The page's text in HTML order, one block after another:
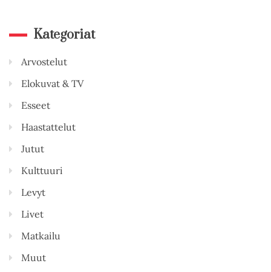
Kategoriat
Arvostelut
Elokuvat & TV
Esseet
Haastattelut
Jutut
Kulttuuri
Levyt
Livet
Matkailu
Muut